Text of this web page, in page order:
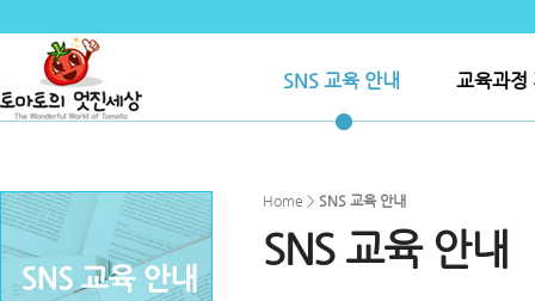
SNS 교육 안내 교육과정
Home > SNS 교육 안내
SNS 교육 안내